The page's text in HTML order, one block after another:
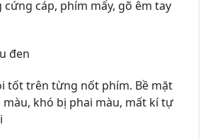
cáp, phím mẩy, gõ êm tay
đen
tốt trên từng nốt phím. Bề mặt
khó bị phai màu, mất kí tự